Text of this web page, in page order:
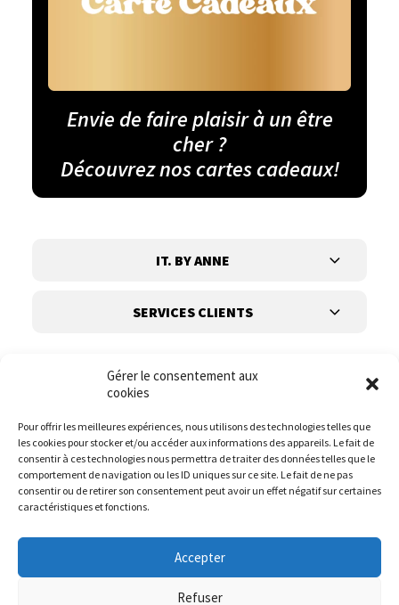
Gérer le consentement aux
cookies
Pour offrir les meilleures expériences, nous utilisons des technologies telles que
les cookies pour stocker et/ou accéder aux informations des appareils. Le fait de
consentir à ces technologies nous permettra de traiter des données telles que le
comportement de navigation ou les ID uniques sur ce site. Le fait de ne pas
consentir ou de retirer son consentement peut avoir un effet négatif sur certaines
caractéristiques et fonctions.
Accepter
Refuser
Envie de faire plaisir à un être
cher ?
Découvrez nos cartes cadeaux!
IT. BY ANNE
SERVICES CLIENTS
Suivez-nous